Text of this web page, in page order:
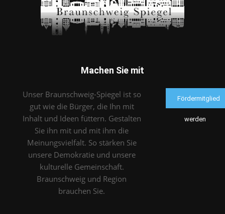
Machen Sie mit
Unser Braunschweig-Spiegel ist so
gut wie die Bürger, die Ihn mit
Inhalt und Ideen füttern. Gestalten
Sie ihn mit und mit ihm die
Meinungsvielfalt. So stärken Sie
unsere Demokratie und unsere
kulturelle Gemeinschaft.
Braunschweig und Region
brauchen Sie.
Fördermitglied
werden